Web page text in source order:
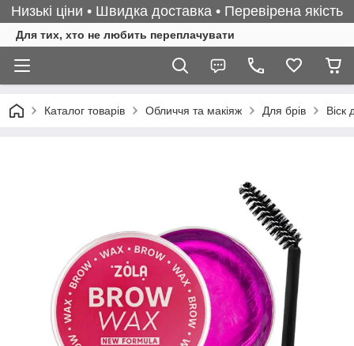
Низькі ціни • Швидка доставка • Перевірена якість
Для тих, хто не любить переплачувати
Каталог товарів Обличчя та макіяж Для брів Віск